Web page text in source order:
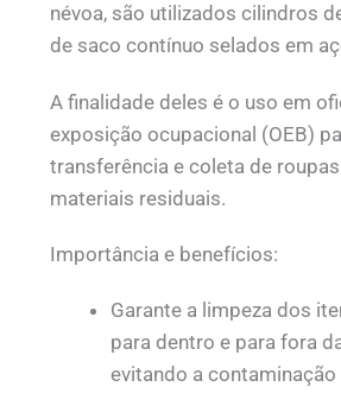
névoa, são utilizados cilindros
de saco contínuo selados em
A finalidade deles é o uso em
exposição ocupacional (OEB)
transferência e coleta de
materiais residuais.
Importância e benefícios:
Garante a limpeza dos
para dentro e para fora
evitando a contaminação